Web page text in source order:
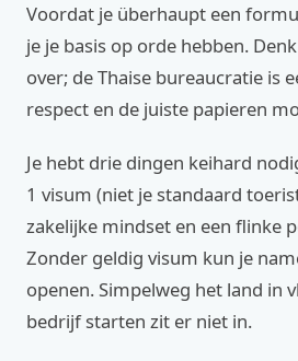
Voordat je überhaupt een
je je basis op orde hebben.
over; de Thaise bureaucratie is
respect en de juiste papieren
Je hebt drie dingen keihard
1 visum (niet je standaard
zakelijke mindset en een flinke
Zonder geldig visum kun je
openen. Simpelweg het land in
bedrijf starten zit er niet in.